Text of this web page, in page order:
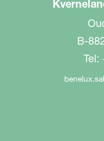
B-
Tel: